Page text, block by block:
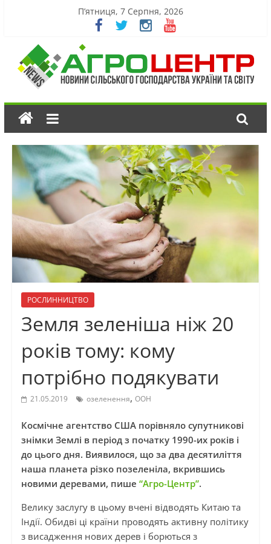
П’ятниця, 7 Серпня, 2026
РОСЛИННИЦТВО
Земля зеленіша ніж 20
років тому: кому
потрібно подякувати
21.05.2019 озеленення, ООН
Космічне агентство США порівняло супутникові
знімки Землі в період з початку 1990-их років і
до цього дня. Виявилося, що за два десятиліття
наша планета різко позеленіла, вкрившись
новими деревами, пише “Агро-Центр”.
Велику заслугу в цьому вчені відводять Китаю та
Індії. Обидві ці країни проводять активну політику
з висадження нових дерев і борються з